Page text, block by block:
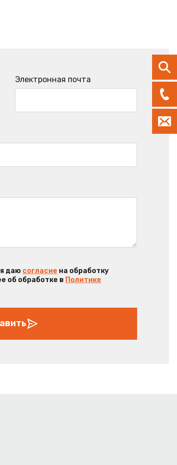
Электронная почта
даю согласие на обработку
об обработке в Политике